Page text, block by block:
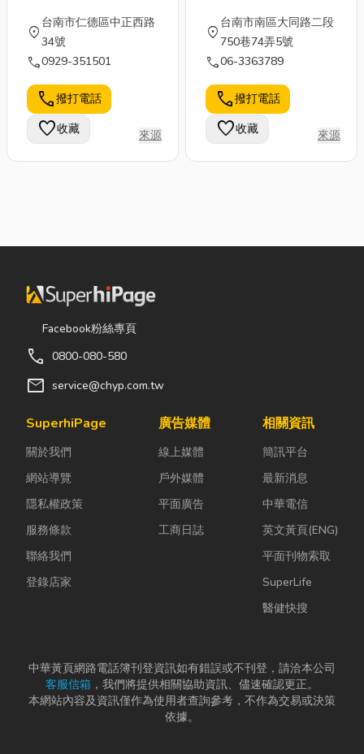
location_on
台南市仁德區中正西路
34號
call0929-351501
call撥打電話
favorite收藏 來源
location_on
台南市南區大同路二段
750巷74弄5號
call06-3363789
call撥打電話
favorite收藏 來源
Facebook粉絲專頁
call 0800-080-580
mail service@chyp.com.tw
SuperhiPage
關於我們
網站導覽
隱私權政策
服務條款
聯絡我們
登錄店家
廣告媒體
線上媒體
戶外媒體
平面廣告
工商日誌
相關資訊
簡訊平台
最新消息
中華電信
英文黃頁(ENG)
平面刊物索取
SuperLife
醫健快搜
中華黃頁網路電話簿刊登資訊如有錯誤或不刊登，請洽本公司
客服信箱 ，我們將提供相關協助資訊、儘速確認更正。
本網站內容及資訊僅作為使用者查詢參考，不作為交易或決策
依據。